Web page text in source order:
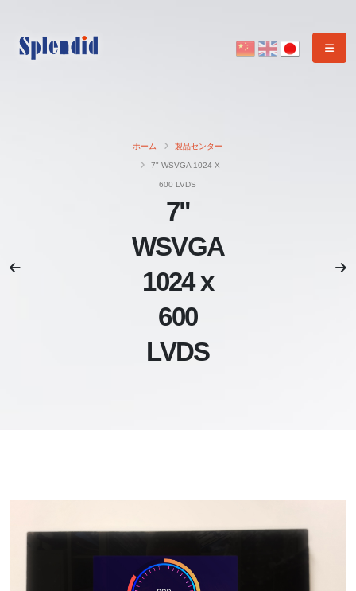
7"
WSVGA
1024 x
600
LVDS
ホーム 製品センター
7" WSVGA 1024 X
600 LVDS